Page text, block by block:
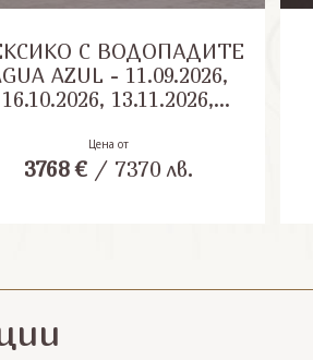
С ВОДОПАДИТЕ
AZUL - 11.09.2026,
16.10.2026, 13.11.2026,
30.04.2027, 10.09.2027,
08.10.2027, 12.11.2027
Цена от
3768 €/ 7370 лв.